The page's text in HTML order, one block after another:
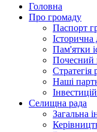
Головна
Про громаду
Паспорт
Історична
Пам'ятки
Почесний
Стратегія
Наші
Селищна рада
Загальна